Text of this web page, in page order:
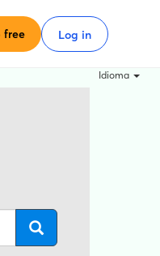
free Log in
Idioma